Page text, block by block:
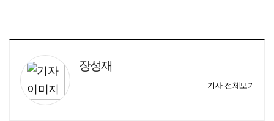
장성재
기사 전체보기